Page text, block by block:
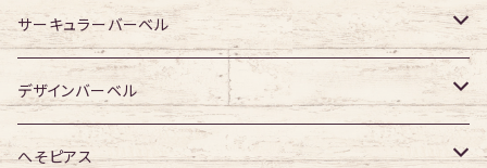
ジュエル有り
ジュエル有り
ジュエル無し
ジュエル有り
アクリル・その他
ジュエル無し
ジュエル有り
サージカルチタン
ジュエル無し
ジュエル有り
アクリル・その他
316Lサージカルステンレス
ジュエル無し
ジュエル有り
サージカルチタン
ジュエル無し
アクリル・その他
サーキュラーバーベル
316Lサージカルステンレス
ジュエル無し
サージカルチタン
デザインバーベル
ジュエル無し
へそピアス